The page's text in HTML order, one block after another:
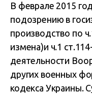
В феврале 2015
подозрению в
производство по
измена)и ч.1
деятельности
других военных
кодекса Украины.